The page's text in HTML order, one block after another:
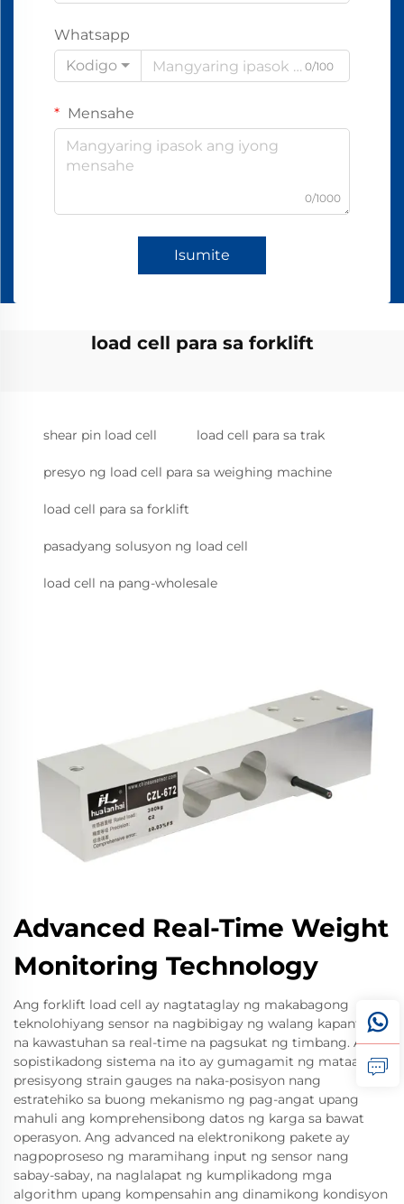
Whatsapp
Kodigo
0/100
Mensahe
0/1000
Isumite
load cell para sa forklift
shear pin load cell load cell para sa trak
presyo ng load cell para sa weighing machine
load cell para sa forklift
pasadyang solusyon ng load cell
load cell na pang-wholesale
Advanced Real-Time Weight
Monitoring Technology
Ang forklift load cell ay nagtataglay ng makabagong
teknolohiyang sensor na nagbibigay ng walang kapantay
na kawastuhan sa real-time na pagsukat ng timbang. Ang
sopistikadong sistema na ito ay gumagamit ng mataas na
presisyong strain gauges na naka-posisyon nang
estratehiko sa buong mekanismo ng pag-angat upang
mahuli ang komprehensibong datos ng karga sa bawat
operasyon. Ang advanced na elektronikong pakete ay
nagpoproseso ng maramihang input ng sensor nang
sabay-sabay, na naglalapat ng kumplikadong mga
algorithm upang kompensahin ang dinamikong kondisyon